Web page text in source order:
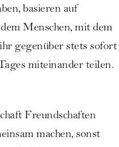
basieren auf
Menschen, mit dem
gegenüber stets sofort
miteinander teilen.
Freundschaften
machen, sonst